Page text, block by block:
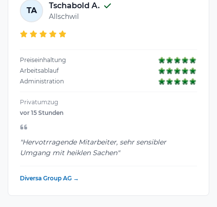
TA
Tschabold A.
Allschwil
Preiseinhaltung
Arbeitsablauf
Administration
Privatumzug
vor 15 Stunden
"Hervotrragende Mitarbeiter, sehr sensibler
Umgang mit heiklen Sachen"
Diversa Group AG →